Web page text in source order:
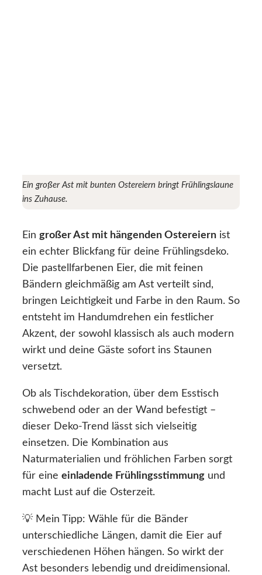
Ein großer Ast mit bunten Ostereiern bringt Frühlingslaune
ins Zuhause.
Ein großer Ast mit hängenden Ostereiern ist
ein echter Blickfang für deine Frühlingsdeko.
Die pastellfarbenen Eier, die mit feinen
Bändern gleichmäßig am Ast verteilt sind,
bringen Leichtigkeit und Farbe in den Raum. So
entsteht im Handumdrehen ein festlicher
Akzent, der sowohl klassisch als auch modern
wirkt und deine Gäste sofort ins Staunen
versetzt.
Ob als Tischdekoration, über dem Esstisch
schwebend oder an der Wand befestigt –
dieser Deko-Trend lässt sich vielseitig
einsetzen. Die Kombination aus
Naturmaterialien und fröhlichen Farben sorgt
für eine einladende Frühlingsstimmung und
macht Lust auf die Osterzeit.
💡 Mein Tipp: Wähle für die Bänder
unterschiedliche Längen, damit die Eier auf
verschiedenen Höhen hängen. So wirkt der
Ast besonders lebendig und dreidimensional.